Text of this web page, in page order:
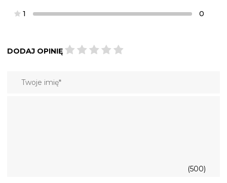
1 0
DODAJ OPINIĘ
(500)